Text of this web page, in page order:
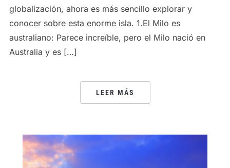
globalización, ahora es más sencillo explorar y
conocer sobre esta enorme isla. 1.El Milo es
australiano: Parece increíble, pero el Milo nació en
Australia y es […]
LEER MÁS